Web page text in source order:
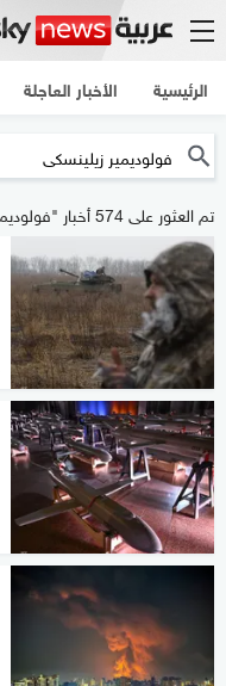
الرئيسية الأخبار العاجلة
تم العثور على 574 أخبار "فولوديمير زيلينسكي"